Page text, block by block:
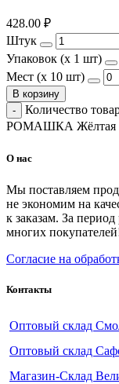
428.00 ₽
Штук
Упаковок (x 1 шт)
Мест (x 10 шт)
В корзину
Количество
РОМАШКА Жёлтая
О нас
Мы поставляем
не экономим на
к заказам. За
многих
Согласие на
Контакты
Оптовый склад
Оптовый склад
Магазин-Склад